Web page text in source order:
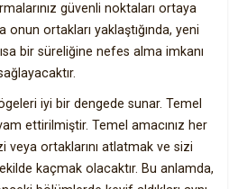
güvenli noktaları ortaya
onun ortakları yaklaştığında, yeni
bir süreliğine nefes alma imkanı
iyi bir dengede sunar. Temel
ettirilmiştir. Temel amacınız her
veya ortaklarını atlatmak ve sizi
kaçmak olacaktır. Bu anlamda,